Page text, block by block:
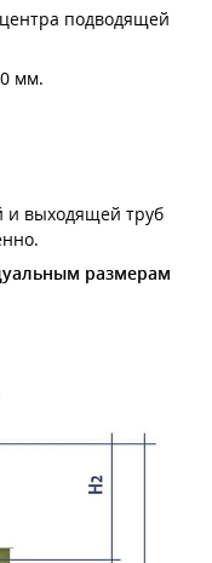
подводящей
мм.
выходящей труб
размерам